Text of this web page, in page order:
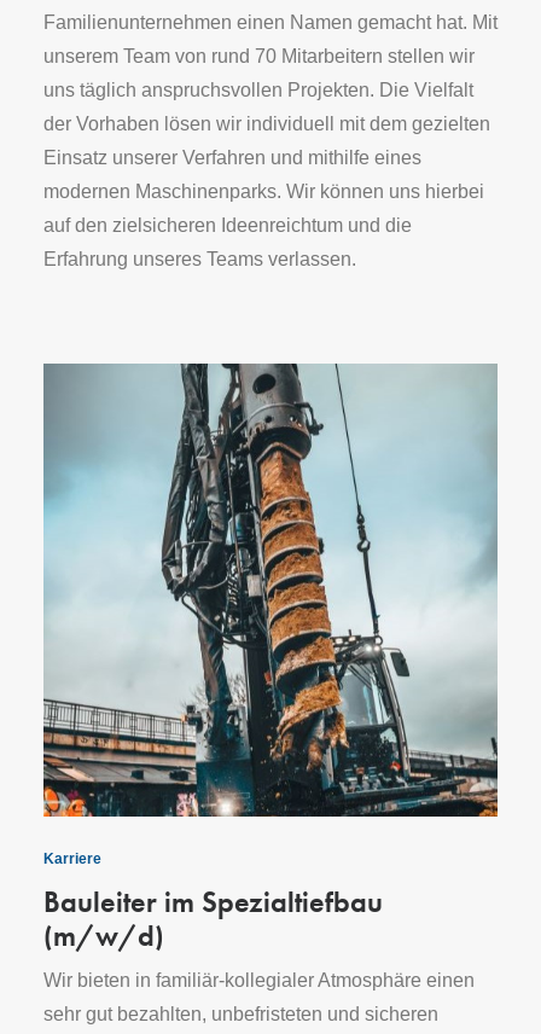
Familienunternehmen einen Namen gemacht hat. Mit
unserem Team von rund 70 Mitarbeitern stellen wir
uns täglich anspruchsvollen Projekten. Die Vielfalt
der Vorhaben lösen wir individuell mit dem gezielten
Einsatz unserer Verfahren und mithilfe eines
modernen Maschinenparks. Wir können uns hierbei
auf den zielsicheren Ideenreichtum und die
Erfahrung unseres Teams verlassen.
Karriere
Bauleiter im Spezialtiefbau
(m/w/d)
Wir bieten in familiär-kollegialer Atmosphäre einen
sehr gut bezahlten, unbefristeten und sicheren